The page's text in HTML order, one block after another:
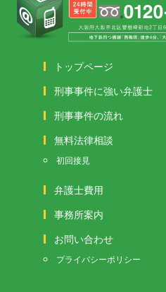
トップページ
刑事事件に強い弁護士
刑事事件の流れ
無料法律相談
初回接見
弁護士費用
事務所案内
お問い合わせ
プライバシーポリシー